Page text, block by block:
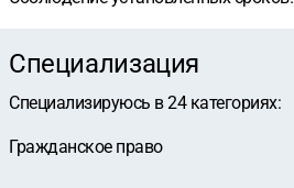
Специализация
Специализируюсь в24 категориях:
Гражданское право